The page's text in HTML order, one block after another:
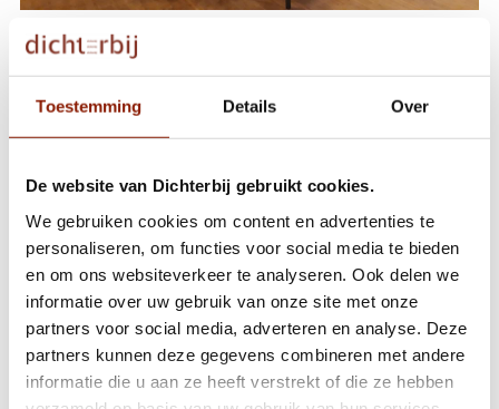
Toestemming Details Over
De website van Dichterbij gebruikt cookies.
We gebruiken cookies om content en advertenties te
personaliseren, om functies voor social media te bieden
en om ons websiteverkeer te analyseren. Ook delen we
informatie over uw gebruik van onze site met onze
partners voor social media, adverteren en analyse. Deze
partners kunnen deze gegevens combineren met andere
informatie die u aan ze heeft verstrekt of die ze hebben
Ivo en Mikel gaan samen de uitdaging aan
Een lied voor de natuur
Kerstpakketactie levert mooie bijdrage op
Het traject Omgaan met moeilijk verstaanbaar gedrag is